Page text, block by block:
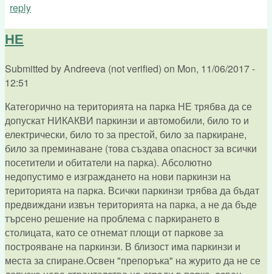
reply
НЕ
Submitted byAndreeva (not verified) on Mon, 11/06/2017 -
12:51
Категорично на територията на парка НЕ трябва да се
допускат НИКАКВИ паркинзи и автомобили, било то и
електрически, било то за престой, било за паркиране,
било за преминаване (това създава опасност за всички
посетители и обитатели на парка). Абсолютно
недопустимо е изграждането на нови паркинзи на
територията на парка. Всички паркинзи трябва да бъдат
предвиждани извън територията на парка, а не да бъде
търсено решение на проблема с паркирането в
столицата, като се отнемат площи от паркове за
построяване на паркинзи. В близост има паркинзи и
места за спиране.Освен "препоръка" на журито да не се